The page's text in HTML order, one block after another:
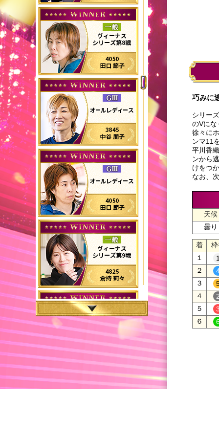
巧みに
シリー
のVにな
徐々に
ンマ11
平川香
ンから
けをつ
なお、
天候
曇り
着
１
２
３
４
５
６
PGI
LADIES CHAMPIONSHIP